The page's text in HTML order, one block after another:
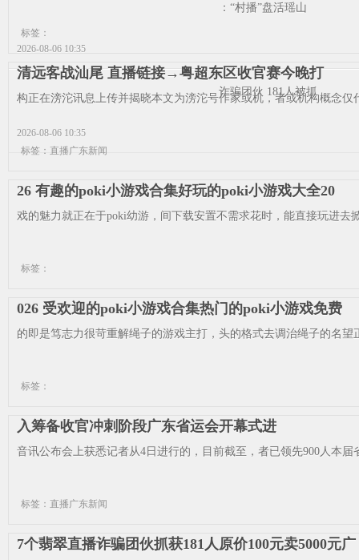
：“村播”盘活瑶山
2026-08-06 10:35
诈骗团伙 181人被抓
2026-08-06 10:35
标签：
清远客战汕尾 直播链接→粤超东区收官赛今晚打
构正在滂沱讯息上传并揭晓本文为滂沱号作家或机，者或机构概念
标签：直播广东新闻
26 有趣的poki小游戏合集好玩的poki小游戏大全20
戏的魅力就正在于poki幼游，间下载安置不需求花时，能直接玩进去
标签：
026 受欢迎的poki小游戏合集热门的poki小游戏免费
的即是笃志力很苛重解绳子的游戏主打，头的格式去调治绳子的名
标签：
入筹备收官冲刺阶段广东省运会开幕式进
音讯公布会上获悉记者从4日进行的，目前截至，者已领先900人本
标签：直播广东新闻
7个翡翠直播诈骗团伙抓获181人原价100元卖5000元广